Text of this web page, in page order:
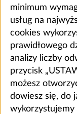
minimum
usług na
cookies
prawidłowego
analizy liczby
przycisk
możesz
dowiesz się, do
wykorzystujemy